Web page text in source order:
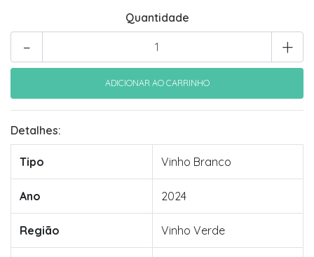
Quantidade
+
-
Detalhes:
Tipo Vinho Branco
Ano 2024
Região Vinho Verde